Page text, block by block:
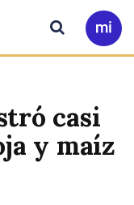
Ir
a
Buscar
casi
y maíz